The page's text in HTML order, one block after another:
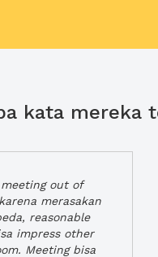
kata mereka
out of
merasakan
reasonable
impress other
Meeting bisa